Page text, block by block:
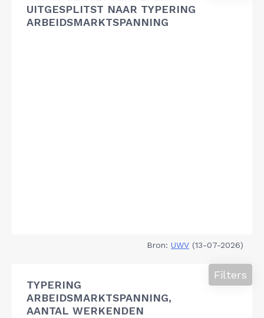
UITGESPLITST NAAR TYPERING
ARBEIDSMARKTSPANNING
Bron: UWV (13-07-2026)
TYPERING
ARBEIDSMARKTSPANNING,
AANTAL WERKENDEN
Filters